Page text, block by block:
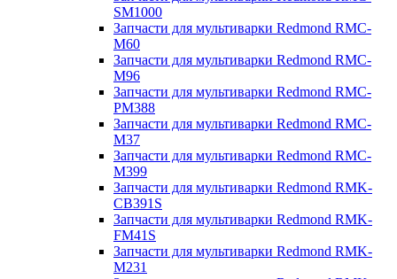
SM1000
Запчасти для мультиварки Redmond RMC-
M60
Запчасти для мультиварки Redmond RMC-
M96
Запчасти для мультиварки Redmond RMC-
PM388
Запчасти для мультиварки Redmond RMC-
M37
Запчасти для мультиварки Redmond RMC-
M399
Запчасти для мультиварки Redmond RMK-
CB391S
Запчасти для мультиварки Redmond RMK-
FM41S
Запчасти для мультиварки Redmond RMK-
M231